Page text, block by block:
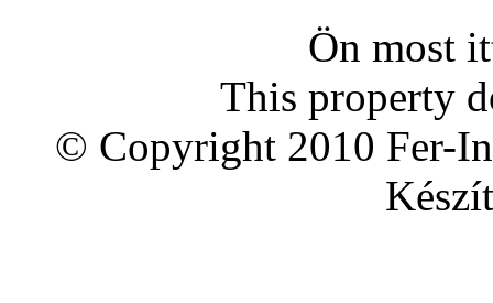
Ön
This property
© Copyright 2010 Fer-